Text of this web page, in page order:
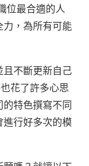
位最合適的人
，為所有可能
且不斷更新自己
花了許多心思
特色撰寫不同
進行好多次的模